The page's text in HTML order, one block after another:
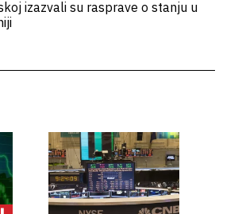
izazvali su rasprave o stanju u